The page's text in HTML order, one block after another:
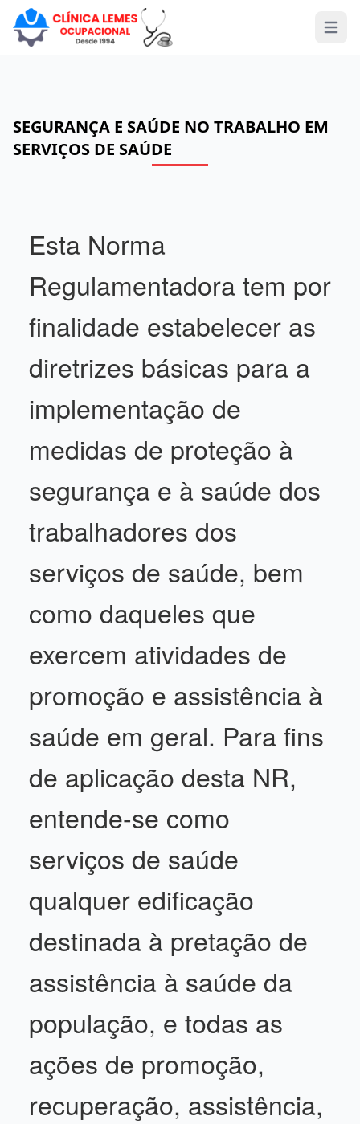
Open
SEGURANÇA E SAÚDE NO TRABALHO EM
SERVIÇOS DE SAÚDE
Esta Norma
Regulamentadora tem por
finalidade estabelecer as
diretrizes básicas para a
implementação de
medidas de proteção à
segurança e à saúde dos
trabalhadores dos
serviços de saúde, bem
como daqueles que
exercem atividades de
promoção e assistência à
saúde em geral. Para fins
de aplicação desta NR,
entende-se como
serviços de saúde
qualquer edificação
destinada à pretação de
assistência à saúde da
população, e todas as
ações de promoção,
recuperação, assistência,